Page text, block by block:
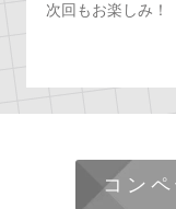
次回もお楽しみ！
コン